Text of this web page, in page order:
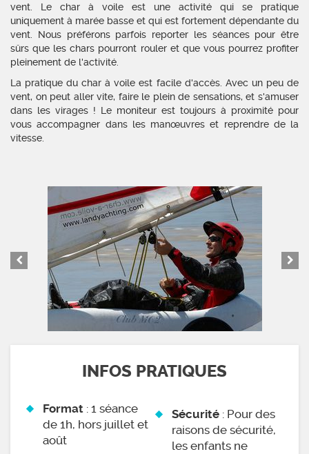
vent. Le char à voile est une activité qui se pratique
uniquement à marée basse et qui est fortement dépendante du
vent. Nous préférons parfois reporter les séances pour être
sûrs que les chars pourront rouler et que vous pourrez profiter
pleinement de l'activité.
La pratique du char à voile est facile d'accès. Avec un peu de
vent, on peut aller vite, faire le plein de sensations, et s'amuser
dans les virages ! Le moniteur est toujours à proximité pour
vous accompagner dans les manœuvres et reprendre de la
vitesse.
INFOS PRATIQUES
Format : 1 séance
de 1h, hors juillet et
août
Sécurité : Pour des
raisons de sécurité,
les enfants ne